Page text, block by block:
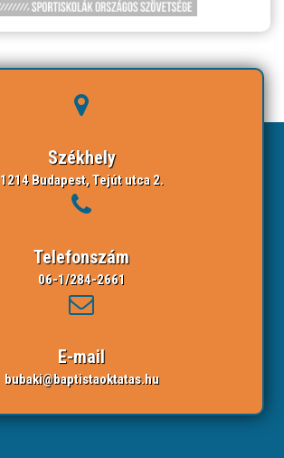
Székhely
1214 Budapest, Tejút utca 2.
Telefonszám
06-1/284-2661
E-mail
bubaki@baptistaoktatas.hu